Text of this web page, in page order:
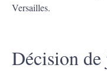
Versailles.
Décision